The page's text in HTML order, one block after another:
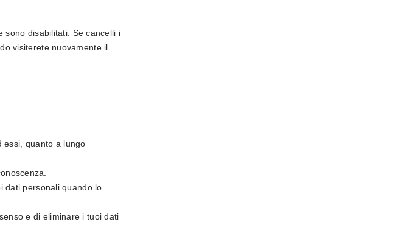
sono disabilitati. Se cancelli i
visiterete nuovamente il
essi, quanto a lungo
dati personali quando lo
e di eliminare i tuoi dati